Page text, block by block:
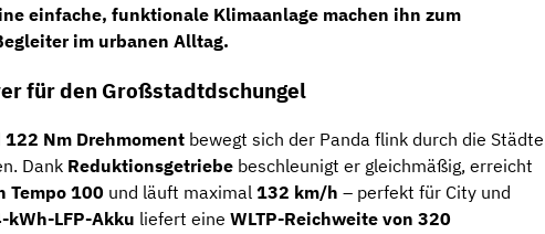
einfache, funktionale Klimaanlage machen ihn zum
im urbanen Alltag.
für den Großstadtdschungel
122 Nm Drehmoment bewegt sich der Panda flink durch die Städte
Dank Reduktionsgetriebe beschleunigt er gleichmäßig, erreicht
Tempo 100 und läuft maximal 132 km/h – perfekt für City und
kWh-LFP-Akku liefert eine WLTP-Reichweite von 320